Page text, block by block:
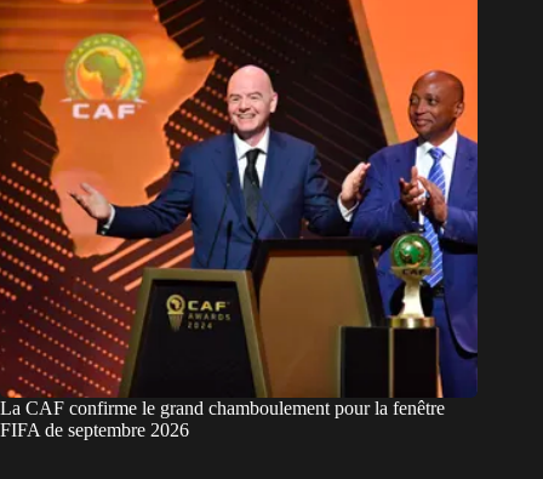
La CAF confirme le grand chamboulement pour la fenêtre
FIFA de septembre 2026